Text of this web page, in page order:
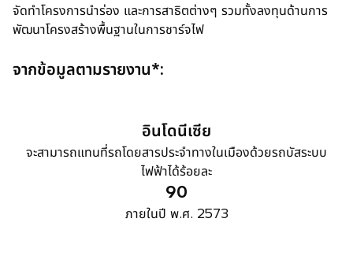
จัดทำโครงการนำร่อง และการสาธิตต่างๆ รวมทั้งลงทุนด้านการ
พัฒนาโครงสร้างพื้นฐานในการชาร์จไฟ
จากข้อมูลตามรายงาน*:
อินโดนีเซีย
จะสามารถแทนที่รถโดยสารประจำทางในเมืองด้วยรถบัสระบบ
ไฟฟ้าได้ร้อยละ
90
ภายในปี พ.ศ. 2573